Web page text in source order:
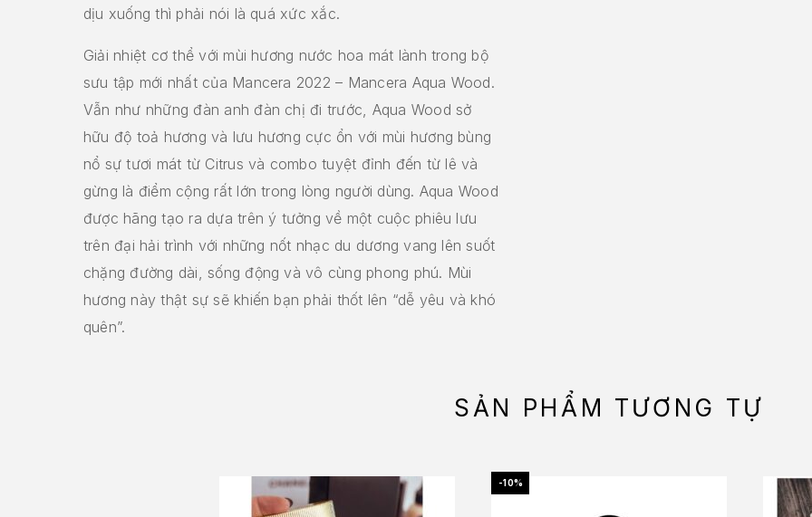
dịu xuống thì phải nói là quá xức xắc.
Giải nhiệt cơ thể với mùi hương nước hoa mát lành trong bộ
sưu tập mới nhất của Mancera 2022 – Mancera Aqua Wood.
Vẫn như những đàn anh đàn chị đi trước, Aqua Wood sở
hữu độ toả hương và lưu hương cực ổn với mùi hương bùng
nổ sự tươi mát từ Citrus và combo tuyệt đỉnh đến từ lê và
gừng là điểm cộng rất lớn trong lòng người dùng. Aqua Wood
được hãng tạo ra dựa trên ý tưởng về một cuộc phiêu lưu
trên đại hải trình với những nốt nhạc du dương vang lên suốt
chặng đường dài, sống động và vô cùng phong phú. Mùi
hương này thật sự sẽ khiến bạn phải thốt lên “dễ yêu và khó
quên”.
SẢN PHẨM TƯƠNG TỰ
-10%